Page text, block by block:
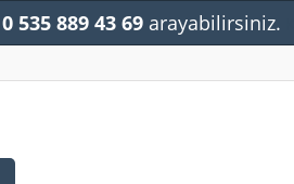
0 535 889 43 69 arayabilirsiniz.